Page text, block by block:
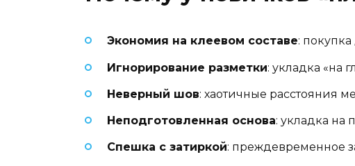
Экономия на клеевом составе:
Игнорирование разметки: укладка «на
Неверный шов: хаотичные расстояния
Неподготовленная основа: укладка на
Спешка с затиркой: преждевременное